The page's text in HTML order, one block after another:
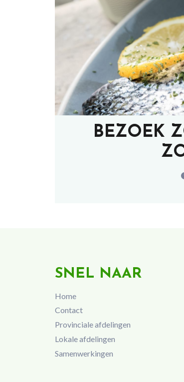
BEZOEK
SNEL NAAR
Home
Contact
Provinciale afdelingen
Lokale afdelingen
Samenwerkingen